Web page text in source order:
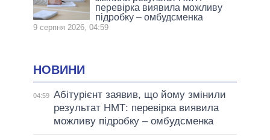
перевірка виявила можливу
підробку – омбудсменка
9 серпня 2026, 04:59
НОВИНИ
04:59 Абітурієнт заявив, що йому змінили
результат НМТ: перевірка виявила
можливу підробку – омбудсменка